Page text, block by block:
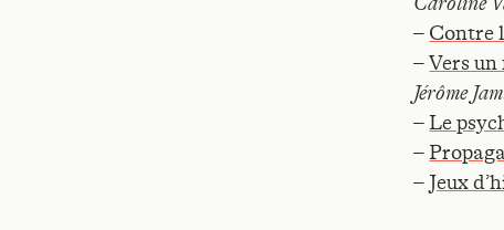
– Contre
–Vers
Jérôme
–Le
–
– Jeux